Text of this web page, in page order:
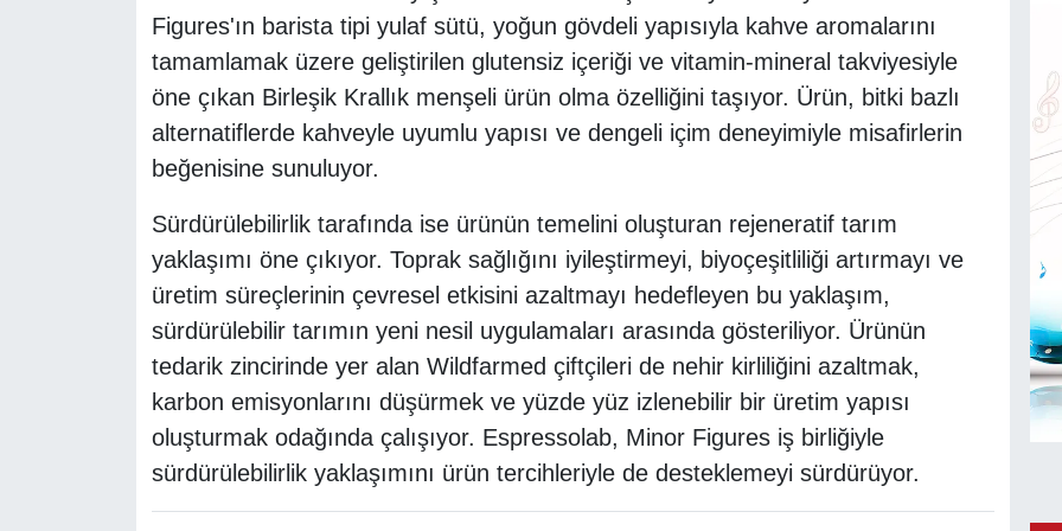
Figures'ın barista tipi yulaf sütü, yoğun gövdeli yapısıyla kahve aromalarını
tamamlamak üzere geliştirilen glutensiz içeriği ve vitamin-mineral takviyesiyle
öne çıkan Birleşik Krallık menşeli ürün olma özelliğini taşıyor. Ürün, bitki bazlı
alternatiflerde kahveyle uyumlu yapısı ve dengeli içim deneyimiyle misafirlerin
beğenisine sunuluyor.
Sürdürülebilirlik tarafında ise ürünün temelini oluşturan rejeneratif tarım
yaklaşımı öne çıkıyor. Toprak sağlığını iyileştirmeyi, biyoçeşitliliği artırmayı ve
üretim süreçlerinin çevresel etkisini azaltmayı hedefleyen bu yaklaşım,
sürdürülebilir tarımın yeni nesil uygulamaları arasında gösteriliyor. Ürünün
tedarik zincirinde yer alan Wildfarmed çiftçileri de nehir kirliliğini azaltmak,
karbon emisyonlarını düşürmek ve yüzde yüz izlenebilir bir üretim yapısı
oluşturmak odağında çalışıyor. Espressolab, Minor Figures iş birliğiyle
sürdürülebilirlik yaklaşımını ürün tercihleriyle de desteklemeyi sürdürüyor.